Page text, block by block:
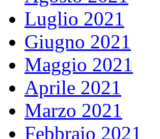
Luglio 2021
Giugno 2021
Maggio 2021
Aprile 2021
Marzo 2021
Febbraio 2021